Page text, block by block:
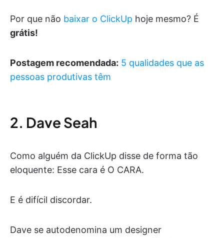
Por que não baixar o ClickUp hoje mesmo? É
grátis!
Postagem recomendada: 5 qualidades que as
pessoas produtivas têm
2. Dave Seah
Como alguém da ClickUp disse de forma tão
eloquente: Esse cara é O CARA.
E é difícil discordar.
Dave se autodenomina um designer